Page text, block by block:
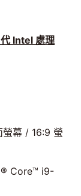
代 Intel 處理
幕 / 16:9 螢
Core™ i9-